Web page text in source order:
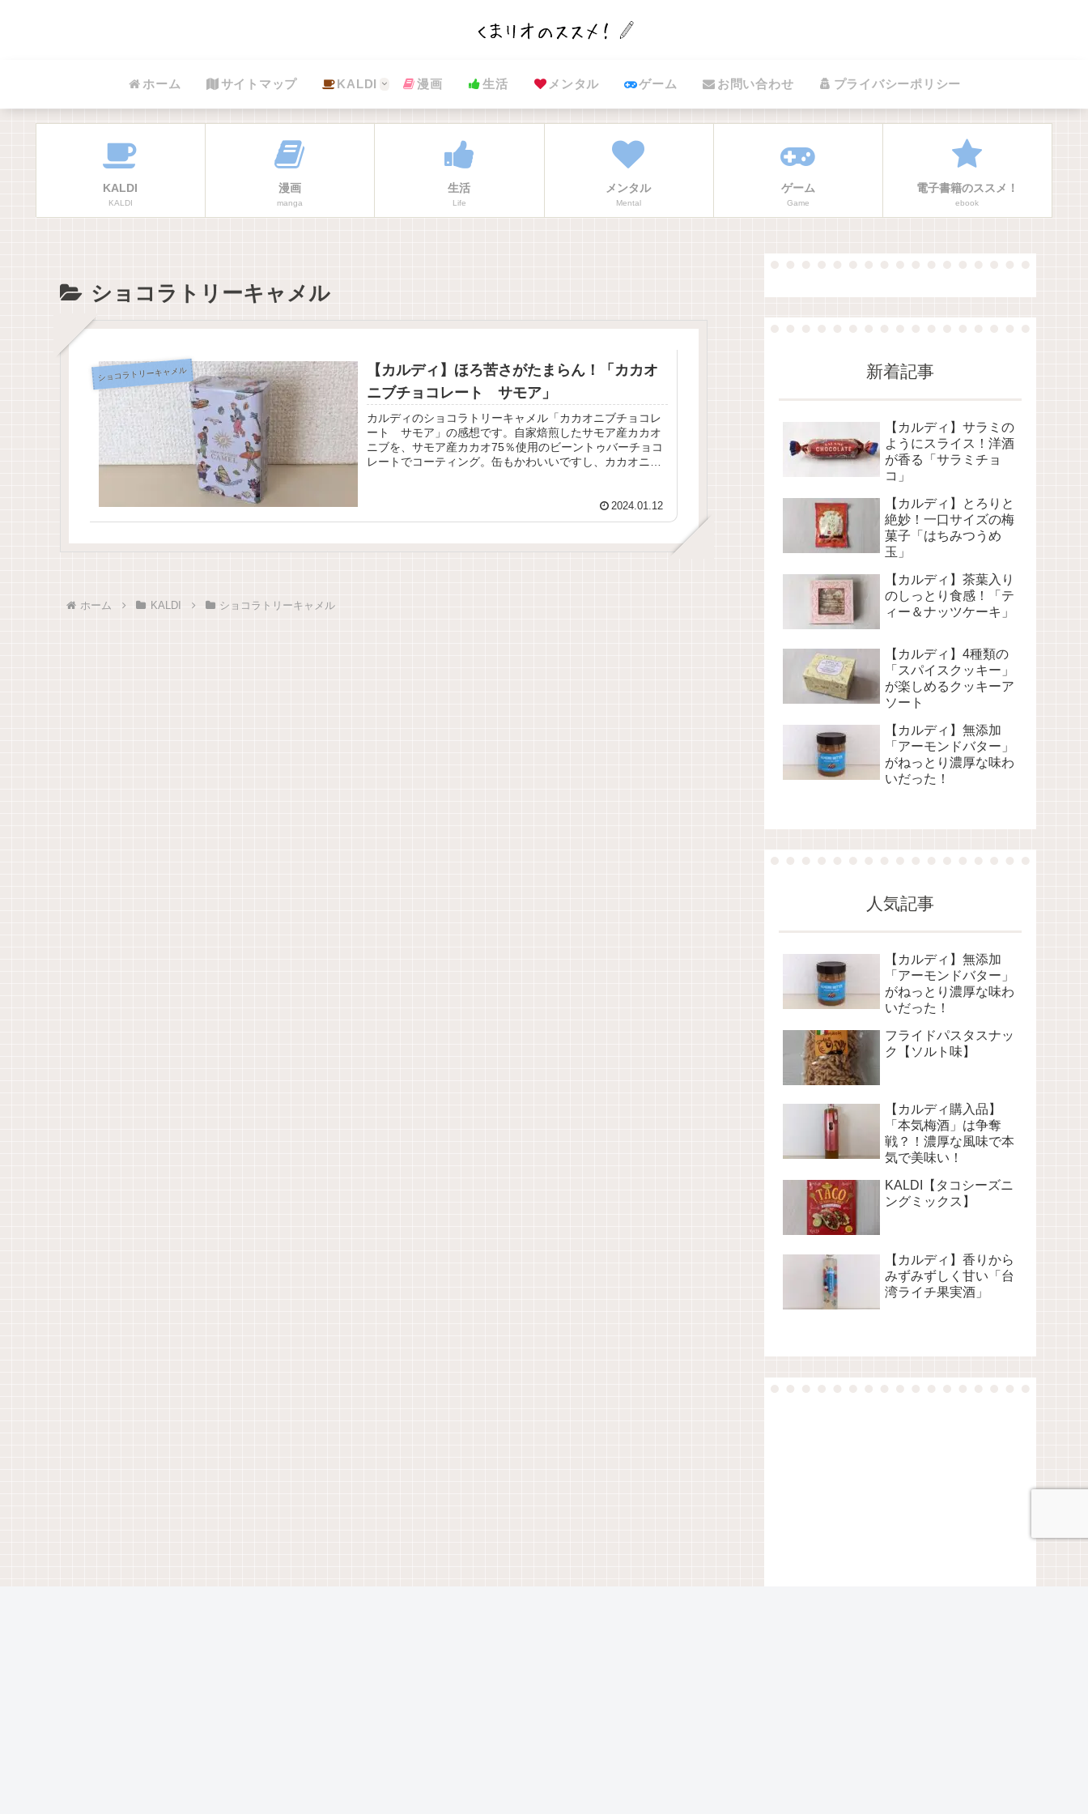
ホーム サイトマップ KALDI 漫画 生活 メンタル ゲーム お問い合わせ プライバシーポリシー
KALDI
KALDI
漫画
manga
生活
Life
メンタル
Mental
ゲーム
Game
電子書籍のススメ！
ebook
ショコラトリーキャメル
ショコラトリーキャメル
【カルディ】ほろ苦さがたまらん！「カカオ
ニブチョコレート サモア」
カルディのショコラトリーキャメル「カカオニブチョコレ
ート サモア」の感想です。自家焙煎したサモア産カカオ
ニブを、サモア産カカオ75％使用のビーントゥバーチョコ
レートでコーティング。缶もかわいいですし、カカオニブ
2024.01.12
ホーム KALDI ショコラトリーキャメル
新着記事
【カルディ】サラミの
ようにスライス！洋酒
が香る「サラミチョ
コ」
【カルディ】とろりと
絶妙！一口サイズの梅
菓子「はちみつうめ
玉」
【カルディ】茶葉入り
のしっとり食感！「テ
ィー＆ナッツケーキ」
【カルディ】4種類の
「スパイスクッキー」
が楽しめるクッキーア
ソート
【カルディ】無添加
「アーモンドバター」
がねっとり濃厚な味わ
いだった！
人気記事
【カルディ】無添加
「アーモンドバター」
がねっとり濃厚な味わ
いだった！
フライドパスタスナッ
ク【ソルト味】
【カルディ購入品】
「本気梅酒」は争奪
戦？！濃厚な風味で本
気で美味い！
KALDI【タコシーズニ
ングミックス】
【カルディ】香りから
みずみずしく甘い「台
湾ライチ果実酒」